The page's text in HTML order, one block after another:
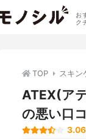
お
ク
TOP スキン
ATEX(ア
の悪い口
3.06